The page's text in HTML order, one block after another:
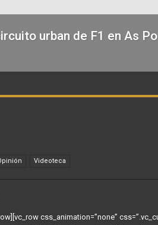
urban de F1 en As
Videoteca
css_animation=”none”